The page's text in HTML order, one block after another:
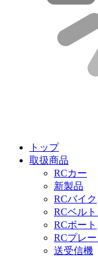
トップ
取扱商品
RCカー
新製品
RCバイク
RCベル
RCボート
RCプレ
送受信機